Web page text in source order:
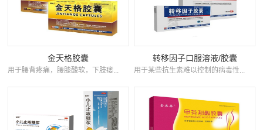
金天格胶囊
用于腰背疼痛，腰膝酸软，下肢痿...
转移因子口服溶液/胶囊
用于某些抗生素难以控制的病毒性...